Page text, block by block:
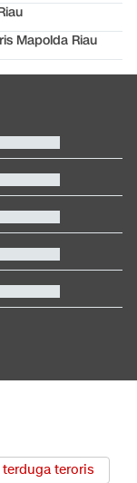
Mapolda Riau
terduga teroris